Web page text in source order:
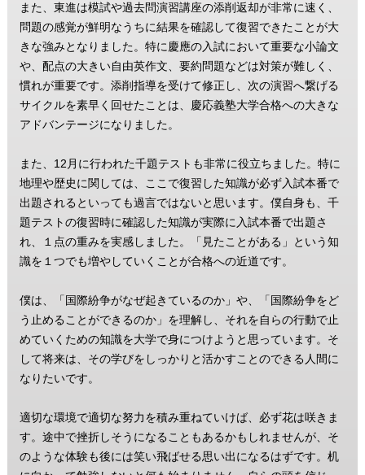
また、東進は模試や過去問演習講座の添削返却が非常に速く、
問題の感覚が鮮明なうちに結果を確認して復習できたことが大
きな強みとなりました。特に慶應の入試において重要な小論文
や、配点の大きい自由英作文、要約問題などは対策が難しく、
慣れが重要です。添削指導を受けて修正し、次の演習へ繋げる
サイクルを素早く回せたことは、慶応義塾大学合格への大きな
アドバンテージになりました。
また、12月に行われた千題テストも非常に役立ちました。特に
地理や歴史に関しては、ここで復習した知識が必ず入試本番で
出題されるといっても過言ではないと思います。僕自身も、千
題テストの復習時に確認した知識が実際に入試本番で出題さ
れ、１点の重みを実感しました。「見たことがある」という知
識を１つでも増やしていくことが合格への近道です。
僕は、「国際紛争がなぜ起きているのか」や、「国際紛争をど
う止めることができるのか」を理解し、それを自らの行動で止
めていくための知識を大学で身につけようと思っています。そ
して将来は、その学びをしっかりと活かすことのできる人間に
なりたいです。
適切な環境で適切な努力を積み重ねていけば、必ず花は咲きま
す。途中で挫折しそうになることもあるかもしれませんが、そ
のような体験も後には笑い飛ばせる思い出になるはずです。机